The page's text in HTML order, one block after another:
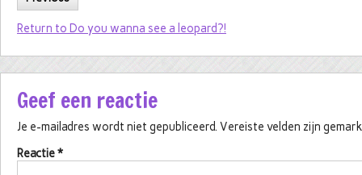
Return to Do you wanna see a leopard?!
Geef een reactie
Je e-mailadres wordt niet gepubliceerd. Vereiste velden zijn
Reactie*